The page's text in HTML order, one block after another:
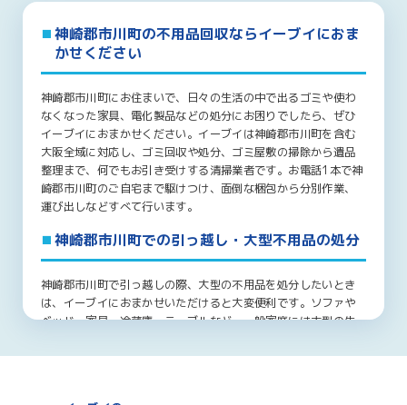
神崎郡市川町の不用品回収ならイーブイにおま
かせください
神崎郡市川町にお住まいで、日々の生活の中で出るゴミや使わ
なくなった家具、電化製品などの処分にお困りでしたら、ぜひ
イーブイにおまかせください。イーブイは神崎郡市川町を含む
大阪全域に対応し、ゴミ回収や処分、ゴミ屋敷の掃除から遺品
整理まで、何でもお引き受けする清掃業者です。お電話1本で神
崎郡市川町のご自宅まで駆けつけ、面倒な梱包から分別作業、
運び出しなどすべて行います。
神崎郡市川町での引っ越し・大型不用品の処分
神崎郡市川町で引っ越しの際、大型の不用品を処分したいとき
は、イーブイにおまかせいただけると大変便利です。ソファや
ベッド、家具、冷蔵庫、テーブルなど、一般家庭には大型の生
崎郡市川町からの転居でこれらの処分にお困りでしたら、ぜひ
どんなに大きな家具や重いものでも、すべて弊社スタッフが運